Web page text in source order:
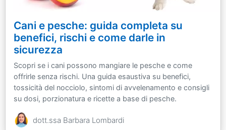
Cani e pesche: guida completa su
benefici, rischi e come darle in
sicurezza
Scopri se i cani possono mangiare le pesche e come
offrirle senza rischi. Una guida esaustiva su benefici,
tossicità del nocciolo, sintomi di avvelenamento e consigli
su dosi, porzionatura e ricette a base di pesche.
dott.ssa Barbara Lombardi